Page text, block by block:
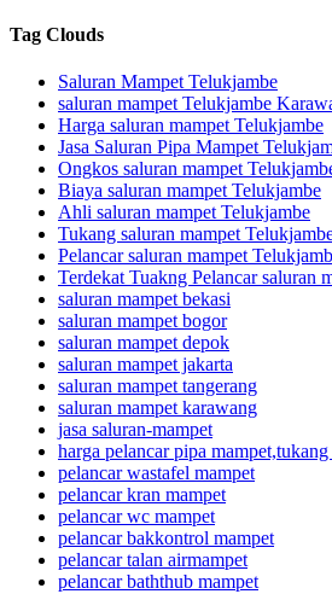
Tag Clouds
Saluran Mampet Telukjambe
saluran mampet Telukjambe
Harga saluran mampet Telukjambe
Jasa Saluran Pipa Mampet
Ongkos saluran mampet
Biaya saluran mampet Telukjambe
Ahli saluran mampet Telukjambe
Tukang saluran mampet
Pelancar saluran mampet
Terdekat Tuakng Pelancar saluran
saluran mampet bekasi
saluran mampet bogor
saluran mampet depok
saluran mampet jakarta
saluran mampet tangerang
saluran mampet karawang
jasa saluran-mampet
harga pelancar pipa
pelancar wastafel mampet
pelancar kran mampet
pelancar wc mampet
pelancar bakkontrol mampet
pelancar talan airmampet
pelancar baththub mampet